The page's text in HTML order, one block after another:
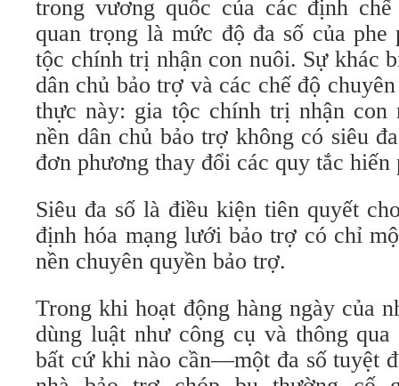
trong vương quốc của các định
quan trọng là mức độ đa số của
tộc chính trị nhận con nuôi. Sự khác
dân chủ bảo trợ và các chế độ
thực này: gia tộc chính trị nhận
nền dân chủ bảo trợ không có siêu
đơn phương thay đổi các quy tắc hiến
Siêu đa số là điều kiện tiên quyết
định hóa mạng lưới bảo trợ có chỉ
nền chuyên quyền bảo trợ.
Trong khi hoạt động hàng ngày của
dùng luật như công cụ và thông
bất cứ khi nào cần—một đa số tuyệt